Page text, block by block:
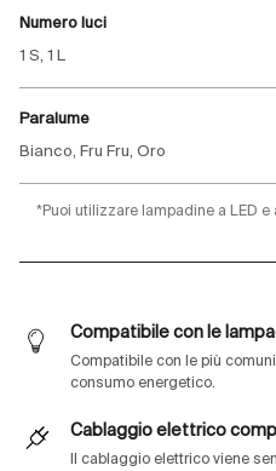
Numero luci
1 S, 1 L
Paralume
Bianco, Fru Fru, Oro
*Puoi utilizzare lampadine a LED
Compatibile con le
Compatibile con le più
consumo energetico.
Cablaggio elettrico
Il cablaggio elettrico viene